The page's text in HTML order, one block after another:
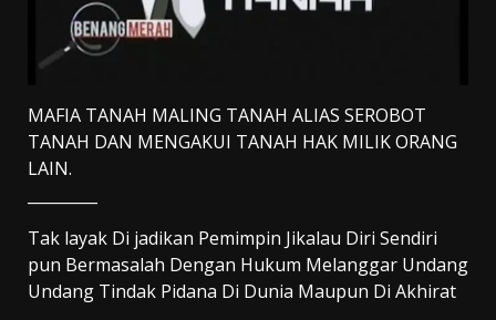
MAFIA TANAH MALING TANAH ALIAS SEROBOT
TANAH DAN MENGAKUI TANAH HAK MILIK ORANG
LAIN.
Tak layak Di jadikan Pemimpin Jikalau Diri Sendiri
pun Bermasalah Dengan Hukum Melanggar Undang
Undang Tindak Pidana Di Dunia Maupun Di Akhirat